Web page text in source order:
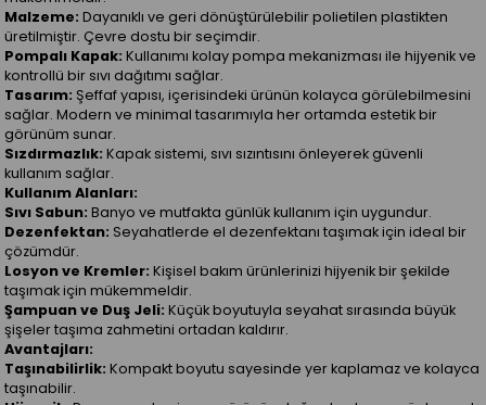
Malzeme: Dayanıklı ve geri dönüştürülebilir polietilen plastikten
üretilmiştir. Çevre dostu bir seçimdir.
Pompalı Kapak: Kullanımı kolay pompa mekanizması ile hijyenik ve
kontrollü bir sıvı dağıtımı sağlar.
Tasarım: Şeffaf yapısı, içerisindeki ürünün kolayca görülebilmesini
sağlar. Modern ve minimal tasarımıyla her ortamda estetik bir
görünüm sunar.
Sızdırmazlık: Kapak sistemi, sıvı sızıntısını önleyerek güvenli
kullanım sağlar.
Kullanım Alanları:
Sıvı Sabun: Banyo ve mutfakta günlük kullanım için uygundur.
Dezenfektan: Seyahatlerde el dezenfektanı taşımak için ideal bir
çözümdür.
Losyon ve Kremler: Kişisel bakım ürünlerinizi hijyenik bir şekilde
taşımak için mükemmeldir.
Şampuan ve Duş Jeli: Küçük boyutuyla seyahat sırasında büyük
şişeler taşıma zahmetini ortadan kaldırır.
Avantajları:
Taşınabilirlik: Kompakt boyutu sayesinde yer kaplamaz ve kolayca
taşınabilir.